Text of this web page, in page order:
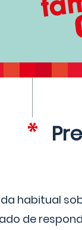
habitual
de